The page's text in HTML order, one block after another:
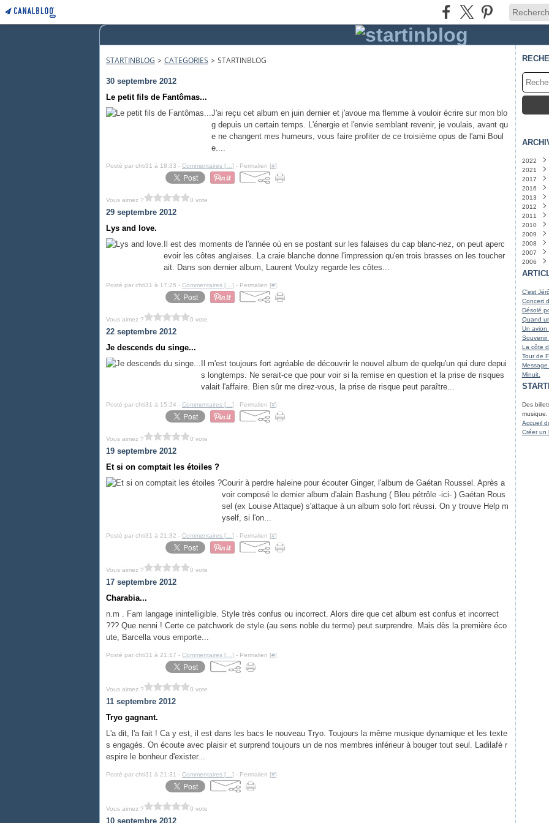
STARTINBLOG > CATEGORIES > STARTINBLOG
30 septembre 2012
Le petit fils de Fantômas...
J'ai reçu cet album en juin dernier et j'avoue ma flemme à vouloir écrire sur mon blo
g depuis un certain temps. L'énergie et l'envie semblant revenir, je voulais, avant qu
e ne changent mes humeurs, vous faire profiter de ce troisième opus de l'ami Boul
e....
Posté par chti31 à 18:33 - Commentaires [ ] - Permalien [#]
Vous aimez ? 0 vote
29 septembre 2012
Lys and love.
Il est des moments de l'année où en se postant sur les falaises du cap blanc-nez, on peut aperc
evoir les côtes anglaises. La craie blanche donne l'impression qu'en trois brasses on les toucher
ait. Dans son dernier album, Laurent Voulzy regarde les côtes...
Posté par chti31 à 17:25 - Commentaires [ ] - Permalien [#]
Vous aimez ? 0 vote
22 septembre 2012
Je descends du singe...
Il m'est toujours fort agréable de découvrir le nouvel album de quelqu'un qui dure depui
s longtemps. Ne serait-ce que pour voir si la remise en question et la prise de risques
valait l'affaire. Bien sûr me direz-vous, la prise de risque peut paraître...
Posté par chti31 à 15:24 - Commentaires [ ] - Permalien [#]
Vous aimez ? 0 vote
19 septembre 2012
Et si on comptait les étoiles ?
Courir à perdre haleine pour écouter Ginger, l'album de Gaétan Roussel. Après a
voir composé le dernier album d'alain Bashung ( Bleu pétrôle -ici- ) Gaétan Rous
sel (ex Louise Attaque) s'attaque à un album solo fort réussi. On y trouve Help m
yself, si l'on...
Posté par chti31 à 21:32 - Commentaires [ ] - Permalien [#]
Vous aimez ? 0 vote
17 septembre 2012
Charabia...
n.m . Fam langage inintelligible. Style très confus ou incorrect. Alors dire que cet album est confus et incorrect
??? Que nenni ! Certe ce patchwork de style (au sens noble du terme) peut surprendre. Mais dès la première éco
ute, Barcella vous emporte...
Posté par chti31 à 21:17 - Commentaires [ ] - Permalien [#]
Vous aimez ? 0 vote
11 septembre 2012
Tryo gagnant.
L'a dit, l'a fait ! Ca y est, il est dans les bacs le nouveau Tryo. Toujours la même musique dynamique et les texte
s engagés. On écoute avec plaisir et surprend toujours un de nos membres inférieur à bouger tout seul. Ladilafé r
espire le bonheur d'exister...
Posté par chti31 à 21:31 - Commentaires [ ] - Permalien [#]
Vous aimez ? 0 vote
10 septembre 2012
2022
Juin
Mars
2021
Juillet
Juin
2017
Mars
2016
2013
Juin
2012
Juillet
2011
Juillet
Juin
2010
2009
Juillet
Mai
Avril
Mars
2008
Juillet
Juin
Avril
Mars
2007
Août
Juillet
Juin
Mai
Mars
2006
Août
Juillet
C'est
Concert
Désolé
Quand
Un avion
Souvenir
La côte
Tour de
Message
Minuit.
Des
musique.
Accueil
Créer un